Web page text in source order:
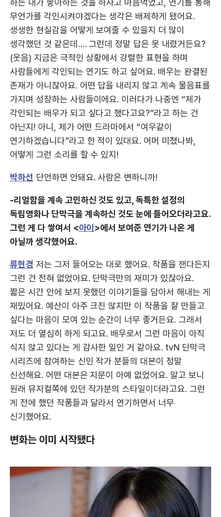
하든 내가 좋아하는 것을 하자고 마음먹었고, 연기를 통해
무언가를 각인시켜야겠다는 생각은 배제하게 됐어요.
생생한 현실감을 어떻게 보여줄 수 있을지 더 많이
생각했던 것 같은데…. 그런데 정말 답은 못 내렸거든요?
(웃음) 지금은 극적인 상황에서 강렬한 표현을 하며
사람들에게 각인되는 연기도 하고 싶어요. 배우는 완결된
존재가 아니잖아요. 어떤 답을 내리지 않고 계속 물음표를
가지며 성장하는 사람들이에요. 이러다가 나중엔 “제가
각인되는 배우가 되고 싶다고 했다고요?”라고 하는 건
아닌지! 아니, 제가 어떤 드라마에서 “여우같이
연기하겠습니다”라고 한 적이 있대요. 어머 미쳤나봐,
어떻게 그런 소리를 할 수 있지!
박하선 단언하면 안돼요. 사람은 변하니까!
-리얼함을 계속 고민하신 것도 있고, 독특한 설정의
독립영화나 단막극을 계속하신 것도 눈에 들어오더라고요.
그런 게 다 쌓여서 <아이 >에서 보여준 연기가 나온 게
아닐까 생각했어요.
류현경 저는 그저 들어오는 대로 했어요. 작품을 잰다든지
그런 건 전혀 없었어요. 단막극만의 재미가 있잖아요.
짧은 시간 안에 보지 못했던 이야기들을 담아서 해내는 게
재밌어요. 예산이 아주 크진 않지만 이 작품을 잘 만들고
싶다는 마음이 모여 있는 순간이 너무 좋거든요. 그래서
저도 더 열심히 하게 되고요. 배우로서 그런 마음이 아직
식지 않고 있다는 게 감사한 일인 거 같아요. tvN 단막극
시리즈에 참여하는 신인 작가 분들의 대본이 정말
신선해요. 어떤 대본은 지문이 아예 없었어요. 알고 보니
원래 뮤지컬쪽에 있던 작가분의 스타일이더라고요. 그런
게 전에 했던 작품들과 달라서 연기하면서 너무
신기했어요.
변화는 이미 시작됐다